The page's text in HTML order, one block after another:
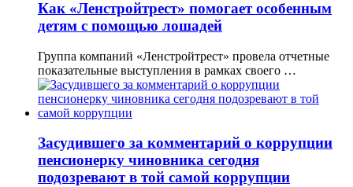
Как «Ленстройтрест» помогает особенным
детям с помощью лошадей
Группа компаний «Ленстройтрест» провела отчетные
показательные выступления в рамках своего …
Засудившего за комментарий о коррупции
пенсионерку чиновника сегодня
подозревают в той самой коррупции